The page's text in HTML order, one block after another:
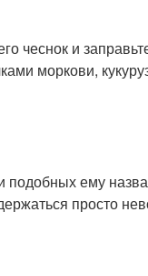
чеснок и
моркови,
ему
просто